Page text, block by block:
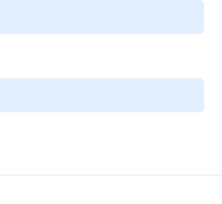
や電動化などのCASE*に代表され
コンサルティングからエンジニア
）、Autonomous（自動運転）、S
/サービス）、Electric（電動化）の
。